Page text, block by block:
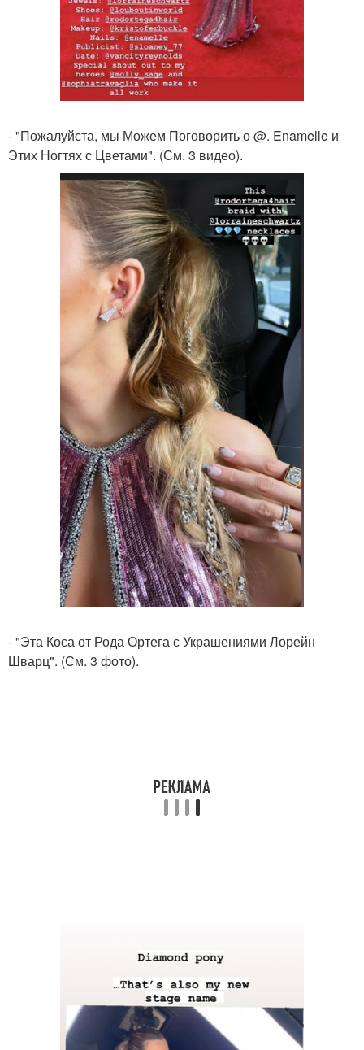
- "Пожалуйста, мы Можем Поговорить о @. Enamelle и
Этих Ногтях с Цветами". (См. 3 видео).
- "Эта Коса от Рода Ортега с Украшениями Лорейн
Шварц". (См. 3 фото).